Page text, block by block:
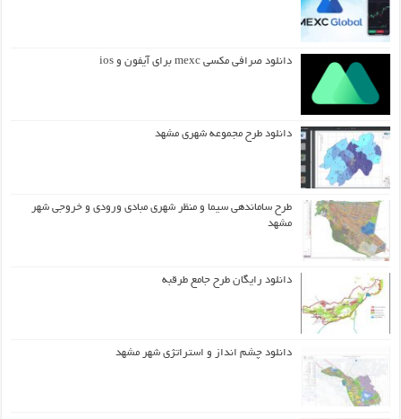
دانلود صرافی مکسی mexc برای آیفون و ios
دانلود طرح مجموعه شهری مشهد
طرح ساماندهی سیما و منظر شهری مبادی ورودی و خروجی شهر
مشهد
دانلود رایگان طرح جامع طرقبه
دانلود چشم انداز و استراتژی شهر مشهد